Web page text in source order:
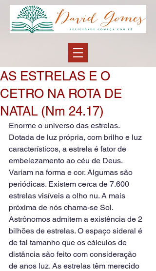
AS ESTRELAS E O
CETRO NA ROTA DE
NATAL (Nm 24.17)
Enorme o universo das estrelas.
Dotada de luz própria, com brilho e luz
característicos, a estrela é fator de
embelezamento ao céu de Deus.
Variam na forma e cor. Algumas são
periódicas. Existem cerca de 7.600
estrelas visíveis a olho nu. A mais
próxima de nós chama-se Sol.
Astrônomos admitem a existência de 2
bilhões de estrelas. O espaço sideral é
de tal tamanho que os cálculos de
distância são feito com consideração
de anos luz. As estrelas têm merecido